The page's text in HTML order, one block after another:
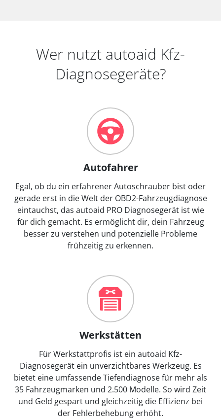
Wer nutzt autoaid Kfz-
Diagnosegeräte?
Autofahrer
Egal, ob du ein erfahrener Autoschrauber bist oder
gerade erst in die Welt der OBD2-Fahrzeugdiagnose
eintauchst, das autoaid PRO Diagnosegerät ist wie
für dich gemacht. Es ermöglicht dir, dein Fahrzeug
besser zu verstehen und potenzielle Probleme
frühzeitig zu erkennen.
Werkstätten
Für Werkstattprofis ist ein autoaid Kfz-
Diagnosegerät ein unverzichtbares Werkzeug. Es
bietet eine umfassende Tiefendiagnose für mehr als
35 Fahrzeugmarken und 2.500 Modelle. So wird Zeit
und Geld gespart und gleichzeitig die Effizienz bei
der Fehlerbehebung erhöht.